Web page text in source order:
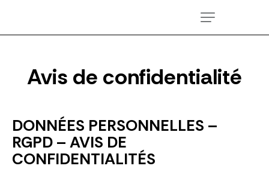
Avis de confidentialité
DONNÉES PERSONNELLES –
RGPD – AVIS DE
CONFIDENTIALITÉS